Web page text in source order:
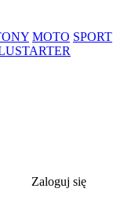
MOTO SPORT
Zaloguj się